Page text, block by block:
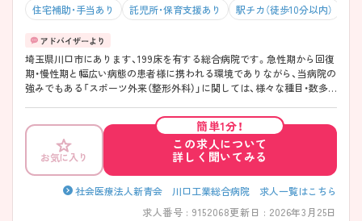
住宅補助・手当あり 託児所・保育支援あり 駅チカ（徒歩10分以内）
埼玉県川口市にあります、199床を有する総合病院です。急性期から回復
期・慢性期と幅広い病態の患者様に携われる環境でありながら、当病院の
強みでもある「スポーツ外来（整形外科）」に関しては、様々な種目・数多
で、スポーツ整形に興味のある方は、特におすすめな職場環境です◎中途
入社職員に対する教育体制も整っているので、新たな職場でのスタート
も安心♪年間休日120日と休みが多く、充実した福利厚生・高水準の給与
と、魅力がたっぷりの病院です！ ご興味ある方には、面接対策ポイントな
ど、さらに詳細をお話しいたしますのでお気軽にご相談ください。
お気に入り
簡単1分！
この求人について
詳しく聞いてみる
社会医療法人新青会 川口工業総合病院 求人一覧はこちら
求人番号 : 9152068更新日 : 2026年3月25日